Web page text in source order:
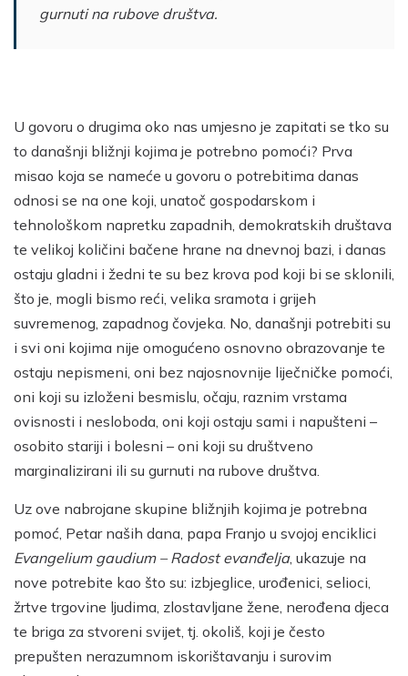
gurnuti na rubove društva.
U govoru o drugima oko nas umjesno je zapitati se tko su
to današnji bližnji kojima je potrebno pomoći? Prva
misao koja se nameće u govoru o potrebitima danas
odnosi se na one koji, unatoč gospodarskom i
tehnološkom napretku zapadnih, demokratskih društava
te velikoj količini bačene hrane na dnevnoj bazi, i danas
ostaju gladni i žedni te su bez krova pod koji bi se sklonili,
što je, mogli bismo reći, velika sramota i grijeh
suvremenog, zapadnog čovjeka. No, današnji potrebiti su
i svi oni kojima nije omogućeno osnovno obrazovanje te
ostaju nepismeni, oni bez najosnovnije liječničke pomoći,
oni koji su izloženi besmislu, očaju, raznim vrstama
ovisnosti i nesloboda, oni koji ostaju sami i napušteni –
osobito stariji i bolesni – oni koji su društveno
marginalizirani ili su gurnuti na rubove društva.
Uz ove nabrojane skupine bližnjih kojima je potrebna
pomoć, Petar naših dana, papa Franjo u svojoj enciklici
Evangelium gaudium – Radost evanđelja, ukazuje na
nove potrebite kao što su: izbjeglice, urođenici, selioci,
žrtve trgovine ljudima, zlostavljane žene, nerođena djeca
te briga za stvoreni svijet, tj. okoliš, koji je često
prepušten nerazumnom iskorištavanju i surovim